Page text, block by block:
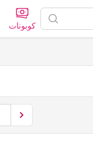
كوبونات